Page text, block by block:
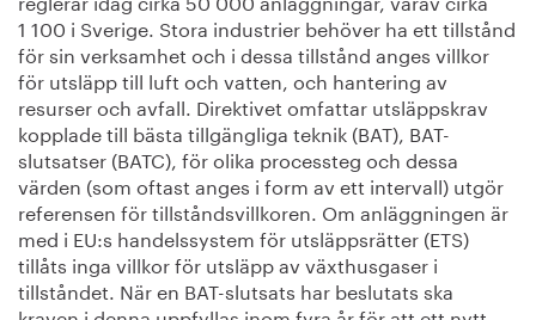
1 100 i Sverige. Stora industrier behöver ha ett tillstånd
för sin verksamhet och i dessa tillstånd anges villkor
för utsläpp till luft och vatten, och hantering av
resurser och avfall. Direktivet omfattar utsläppskrav
kopplade till bästa tillgängliga teknik (BAT), BAT-
slutsatser (BATC), för olika processteg och dessa
värden (som oftast anges i form av ett intervall) utgör
referensen för tillståndsvillkoren. Om anläggningen är
med i EU:s handelssystem för utsläppsrätter (ETS)
tillåts inga villkor för utsläpp av växthusgaser i
tillståndet. När en BAT-slutsats har beslutats ska